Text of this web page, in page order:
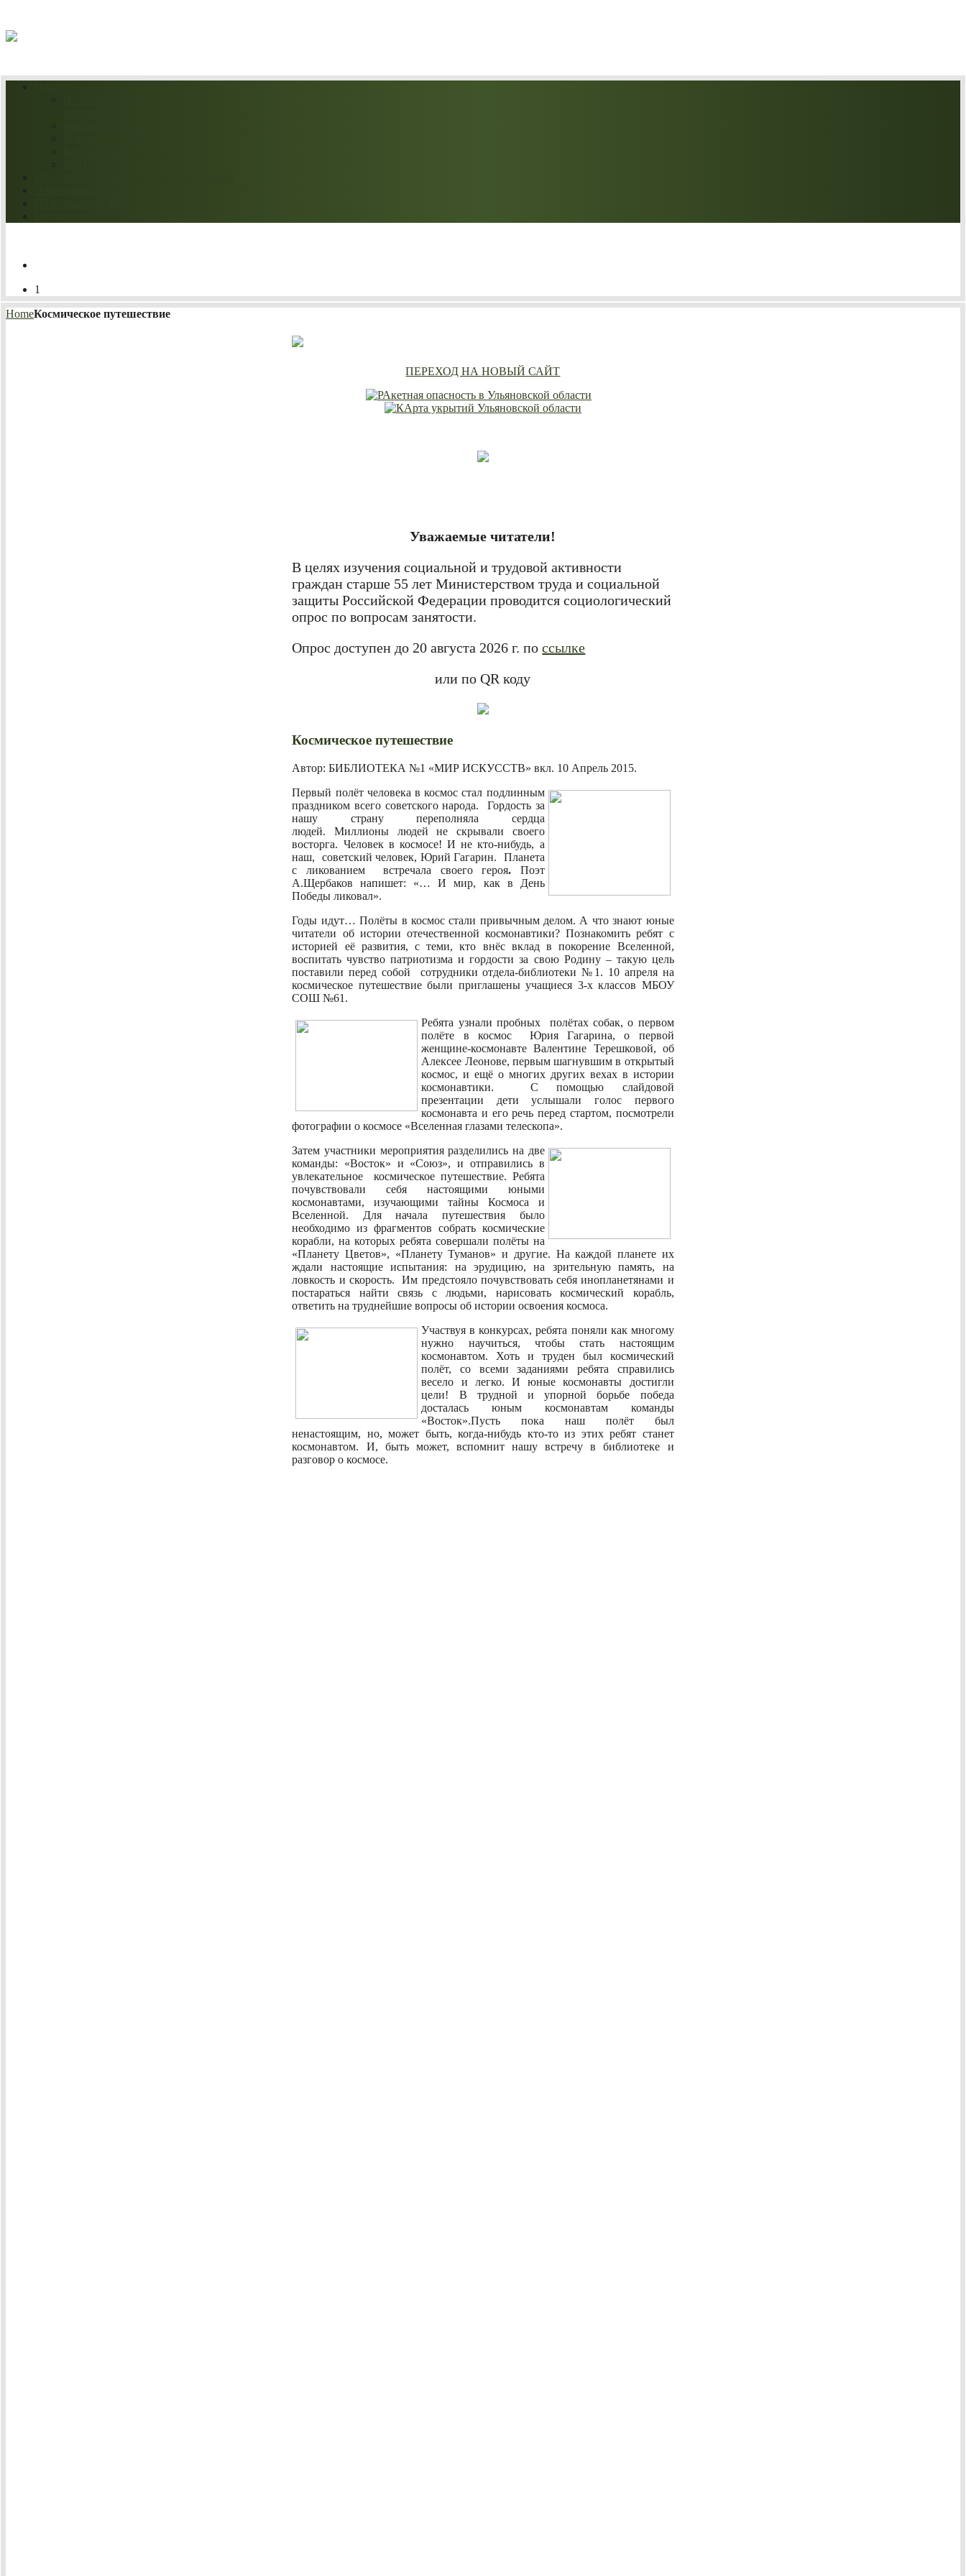
1
HomeКосмическое путешествие
ПЕРЕХОД НА НОВЫЙ САЙТ
Уважаемые читатели!
В целях изучения социальной и трудовой активности
граждан старше 55 лет Министерством труда и социальной
защиты Российской Федерации проводится социологический
опрос по вопросам занятости.
Опрос доступен до 20 августа 2026 г. поссылке
или по QR коду
Космическое путешествие
Автор: БИБЛИОТЕКА №1 «МИР ИСКУССТВ» вкл. 10 Апрель 2015.
Первый полёт человека в космос стал подлинным
праздником всего советского народа. Гордость за
нашу страну переполняла сердца
людей. Миллионы людей не скрывали своего
восторга. Человек в космосе! И не кто-нибудь, а
наш, советский человек, Юрий Гагарин. Планета
с ликованием встречала своего героя. Поэт
А.Щербаков напишет: «… И мир, как в День
Победы ликовал».
Годы идут… Полёты в космос стали привычным делом. А что знают юные
читатели об истории отечественной космонавтики? Познакомить ребят с
историей её развития, с теми, кто внёс вклад в покорение Вселенной,
воспитать чувство патриотизма и гордости за свою Родину – такую цель
поставили перед собой сотрудники отдела-библиотеки №1. 10 апреля на
космическое путешествие были приглашены учащиеся 3-х классов МБОУ
СОШ №61.
Ребята узнали пробных полётах собак, о первом
полёте в космос Юрия Гагарина, о первой
женщине-космонавте Валентине Терешковой, об
Алексее Леонове, первым шагнувшим в открытый
космос, и ещё о многих других вехах в истории
космонавтики. С помощью слайдовой
презентации дети услышали голос первого
космонавта и его речь перед стартом, посмотрели
фотографии о космосе «Вселенная глазами телескопа».
Затем участники мероприятия разделились на две
команды: «Восток» и «Союз», и отправились в
увлекательное космическое путешествие. Ребята
почувствовали себя настоящими юными
космонавтами, изучающими тайны Космоса и
Вселенной. Для начала путешествия было
необходимо из фрагментов собрать космические
корабли, на которых ребята совершали полёты на
«Планету Цветов», «Планету Туманов» и другие. На каждой планете их
ждали настоящие испытания: на эрудицию, на зрительную память, на
ловкость и скорость. Им предстояло почувствовать себя инопланетянами и
постараться найти связь с людьми, нарисовать космический корабль,
ответить на труднейшие вопросы об истории освоения космоса.
Участвуя в конкурсах, ребята поняли как многому
нужно научиться, чтобы стать настоящим
космонавтом. Хоть и труден был космический
полёт, со всеми заданиями ребята справились
весело и легко. И юные космонавты достигли
цели! В трудной и упорной борьбе победа
досталась юным космонавтам команды
«Восток».Пусть пока наш полёт был
ненастоящим, но, может быть, когда-нибудь кто-то из этих ребят станет
космонавтом. И, быть может, вспомнит нашу встречу в библиотеке и
разговор о космосе.